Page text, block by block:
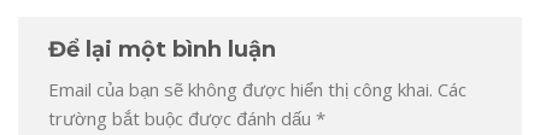
Để lại một bình luận
Email của bạn sẽ không được hiển thị công khai. Các
trường bắt buộc được đánh dấu *